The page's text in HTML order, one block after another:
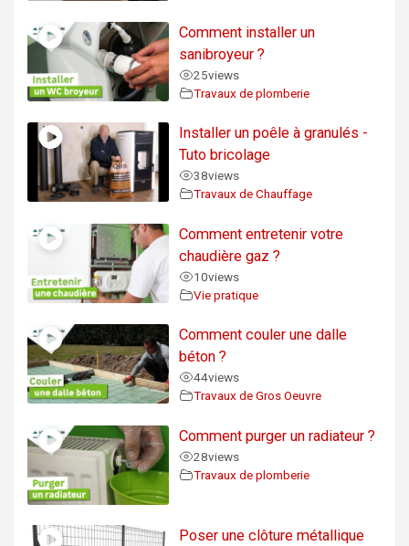
Comment installer un
sanibroyeur ?
25views
Travaux de plomberie
Installer un poêle à granulés -
Tuto bricolage
38views
Travaux de Chauffage
Comment entretenir votre
chaudière gaz ?
10views
Vie pratique
Comment couler une dalle
béton ?
44views
Travaux de Gros Oeuvre
Comment purger un radiateur ?
28views
Travaux de plomberie
Poser une clôture métallique